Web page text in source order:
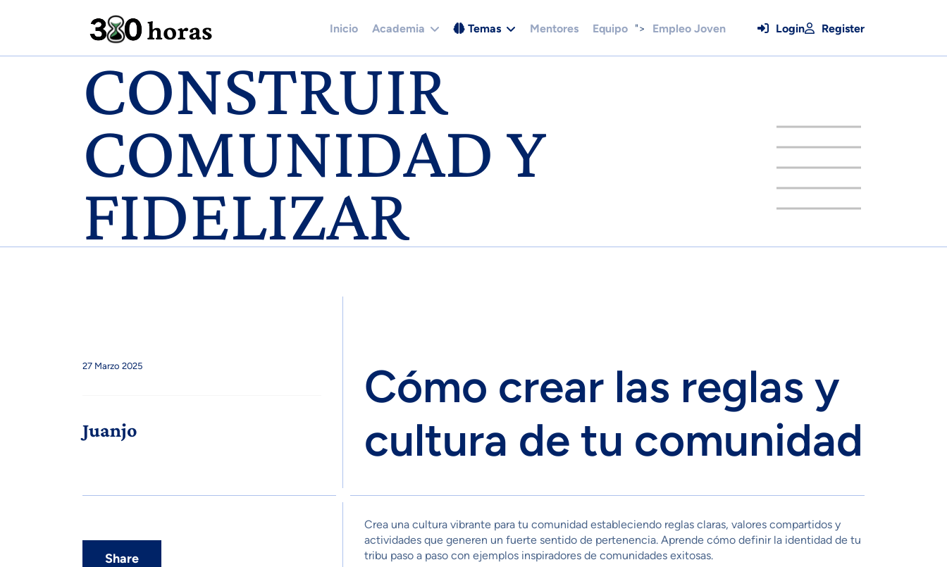
Inicio Academia Temas Mentores Equipo "> Empleo Joven Login Register
CONSTRUIR
COMUNIDAD Y
FIDELIZAR
27 Marzo 2025
Juanjo
Cómo crear las reglas y
cultura de tu comunidad
Share
Crea una cultura vibrante para tu comunidad estableciendo reglas claras, valores compartidos y
actividades que generen un fuerte sentido de pertenencia. Aprende cómo definir la identidad de tu
tribu paso a paso con ejemplos inspiradores de comunidades exitosas.